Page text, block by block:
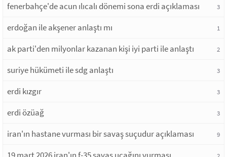
fenerbahçe'de acun ılıcalı dönemi sona erdi açıklaması 3
erdoğan ile akşener anlaştı mı 1
ak parti'den milyonlar kazanan kişi iyi parti ile anlaştı 2
suriye hükümeti ile sdg anlaştı 3
erdi kızgır 3
erdi özüağ 3
iran'ın hastane vurması bir savaş suçudur açıklaması 9